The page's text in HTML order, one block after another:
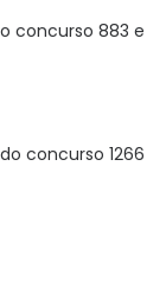
concurso 883 e
concurso 1266